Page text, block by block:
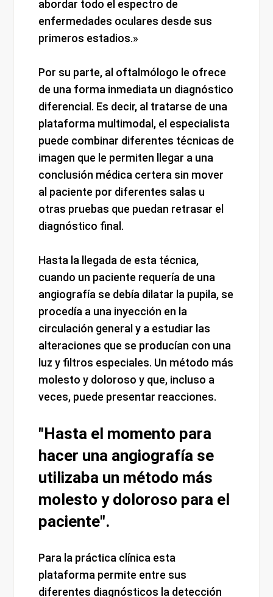
abordar todo el espectro de
enfermedades oculares desde sus
primeros estadios.»
Por su parte, al oftalmólogo le ofrece
de una forma inmediata un diagnóstico
diferencial. Es decir, al tratarse de una
plataforma multimodal, el especialista
puede combinar diferentes técnicas de
imagen que le permiten llegar a una
conclusión médica certera sin mover
al paciente por diferentes salas u
otras pruebas que puedan retrasar el
diagnóstico final.
Hasta la llegada de esta técnica,
cuando un paciente requería de una
angiografía se debía dilatar la pupila, se
procedía a una inyección en la
circulación general y a estudiar las
alteraciones que se producían con una
luz y filtros especiales. Un método más
molesto y doloroso y que, incluso a
veces, puede presentar reacciones.
"Hasta el momento para
hacer una angiografía se
utilizaba un método más
molesto y doloroso para el
paciente".
Para la práctica clínica esta
plataforma permite entre sus
diferentes diagnósticos la detección